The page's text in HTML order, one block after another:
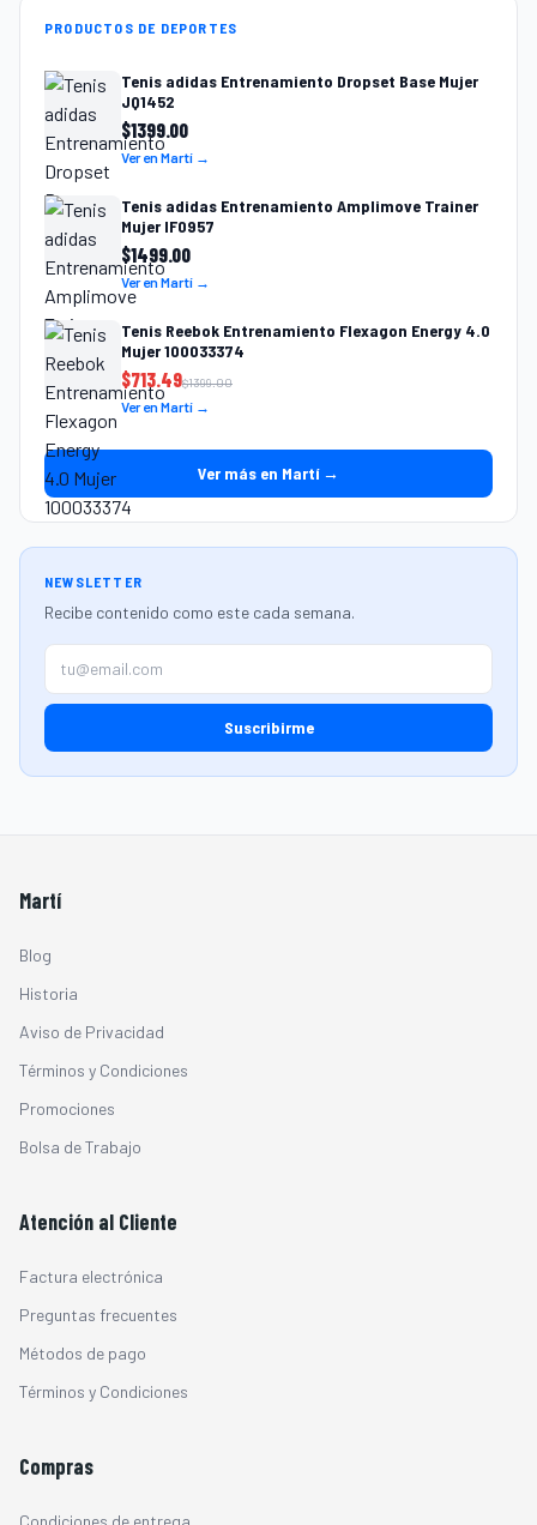
PRODUCTOS DE DEPORTES
Tenis adidas Entrenamiento Dropset Base Mujer
JQ1452
$1399.00
Ver en Martí →
Tenis adidas Entrenamiento Amplimove Trainer
Mujer IF0957
$1499.00
Ver en Martí →
Tenis Reebok Entrenamiento Flexagon Energy 4.0
Mujer 100033374
$713.49$1399.00
Ver en Martí →
Ver más en Martí →
NEWSLETTER
Recibe contenido como este cada semana.
Suscribirme
Martí
Blog
Historia
Aviso de Privacidad
Términos y Condiciones
Promociones
Bolsa de Trabajo
Atención al Cliente
Factura electrónica
Preguntas frecuentes
Métodos de pago
Términos y Condiciones
Compras